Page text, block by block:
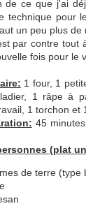
de ce que j'ai
technique pour
un peu plus de
par contre tout
fois pour le
1 four, 1
1 râpe à
1 torchon et
45
(plat
de terre (type